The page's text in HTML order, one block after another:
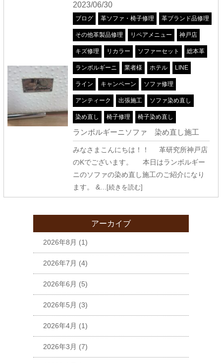
2023/06/30
ブログ 革ソファ・椅子修理 革ブランド品修理
その他革製品修理 リペアメニュー 神戸店
キズ修理 リカラー ソファーセット 総本革
ランボルギーニ 業者様 ホテル LINE
ライン キャンペーン ソファ修理
アンティーク 出張施工 ソファ染め直し
染め直し 椅子修理 椅子染め直し
ランボルギーニソファ 染め直し施工
みなさまこんにちは！！ 革研究所神戸店
のKでございます。 本日はランボルギー
ニのソファの染め直し施工のご紹介になり
ます。 &…[続きを読む]
アーカイブ
2026年8月 (1)
2026年7月 (4)
2026年6月 (5)
2026年5月 (3)
2026年4月 (1)
2026年3月 (7)